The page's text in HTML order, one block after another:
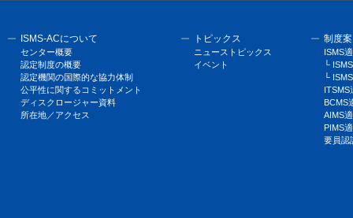
ISMS-ACについて
センター概要
認定制度の概要
認定機関の国際的な協力体制
公平性に関するコミットメント
ディスクロージャー資料
所在地／アクセス
トピックス
ニューストピックス
イベント
制度
ISMS
└
└
ITSMS
BCMS
AIMS
PIMS
要員認